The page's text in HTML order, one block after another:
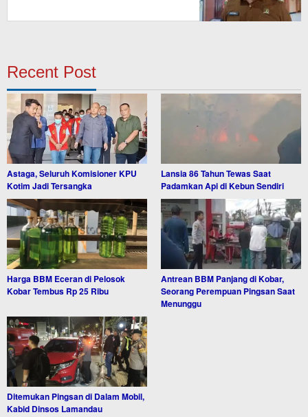
Recent Post
Astaga, Seluruh Komisioner KPU
Kotim Jadi Tersangka
Lansia 86 Tahun Tewas Saat
Padamkan Api di Kebun Sendiri
Harga BBM Eceran di Pelosok
Kobar Tembus Rp 25 Ribu
Antrean BBM Panjang di Kobar,
Seorang Perempuan Pingsan Saat
Menunggu
Ditemukan Pingsan di Dalam Mobil,
Kabid Dinsos Lamandau